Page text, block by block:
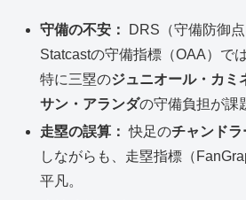
守備の不安：
DRS（守備防御
Statcastの守備指標（OAA）で
特に三塁のジュニオール・カミ
サン・アランダの守備負担が課
走塁の誤算： 快足のチャンド
しながらも、走塁指標（
平凡。